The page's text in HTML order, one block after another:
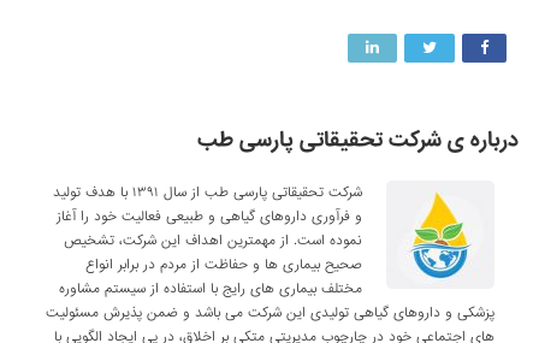
درباره ی شرکت تحقیقاتی پارسی طب
شرکت تحقیقاتی پارسی طب از سال ۱۳۹۱ با هدف تولید
و فرآوری داروهای گیاهی و طبیعی فعالیت خود را آغاز
نموده است. از مهمترین اهداف این شرکت، تشخیص
صحیح بیماری ها و حفاظت از مردم در برابر انواع
مختلف بیماری های رایج با استفاده از سیستم مشاوره
پزشکی و داروهای گیاهی تولیدی این شرکت می باشد و ضمن پذیرش مسئولیت
های اجتماعی خود در چارچوب مدیریتی متکی بر اخلاق، در پی ایجاد الگویی با